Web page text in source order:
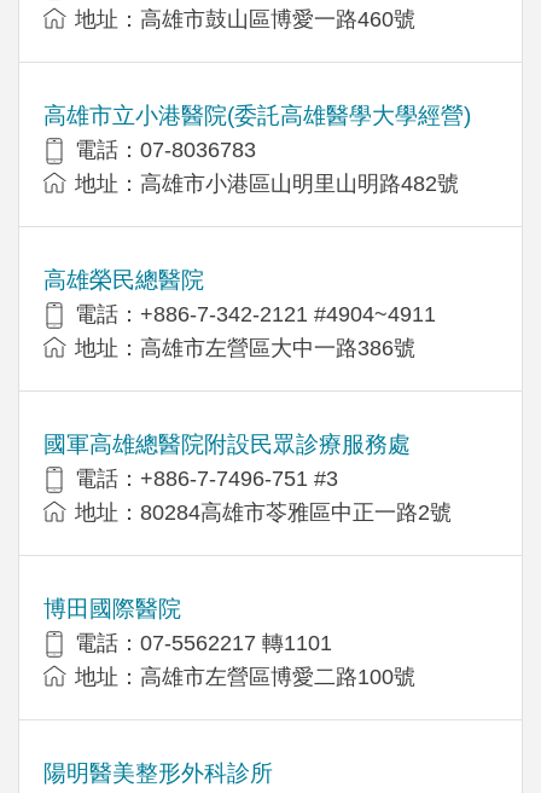
地址：高雄市鼓山區博愛一路460號
高雄市立小港醫院(委託高雄醫學大學經營)
電話：07-8036783
地址：高雄市小港區山明里山明路482號
高雄榮民總醫院
電話：+886-7-342-2121 #4904~4911
地址：高雄市左營區大中一路386號
國軍高雄總醫院附設民眾診療服務處
電話：+886-7-7496-751 #3
地址：80284高雄市苓雅區中正一路2號
博田國際醫院
電話：07-5562217 轉1101
地址：高雄市左營區博愛二路100號
陽明醫美整形外科診所